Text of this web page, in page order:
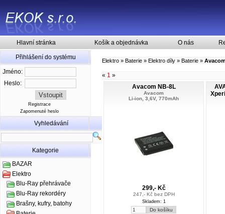
Hlavní stránka Košík a objednávka O nás
Přihlášení do systému
Jméno:
Heslo:
Registrace
Zapomenuté heslo
Vyhledávání
Kategorie
BAZAR
Elektro
Blu-Ray přehrávače
Blu-Ray rekordéry
Brašny, kufry, batohy
Elektro » Baterie » Elektro díly » Baterie »
« 1 »
Avacom NB-8L
Avacom
Li-ion, 3,6V, 770mAh
299,- Kč
247,- Kč bez DPH
Skladem: 1